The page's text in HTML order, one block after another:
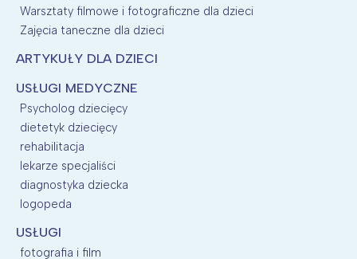
Warsztaty filmowe i fotograficzne dla dzieci
Zajęcia taneczne dla dzieci
ARTYKUŁY DLA DZIECI
USŁUGI MEDYCZNE
Psycholog dziecięcy
dietetyk dziecięcy
rehabilitacja
lekarze specjaliści
diagnostyka dziecka
logopeda
USŁUGI
fotografia i film